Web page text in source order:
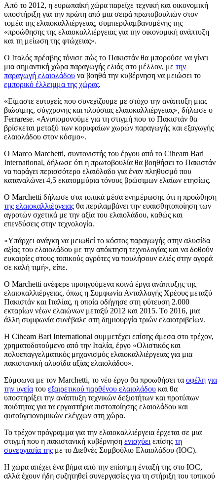
Από το 2012, η ευρωπαϊκή χώρα παρείχε τεχνική και οικονομική
υποστήριξη για την πρώτη από μια σειρά πρωτοβουλιών στον
τομέα της ελαιοκαλλιέργειας, συμπεριλαμβανομένης της
«προώθησης της ελαιοκαλλιέργειας για την οικονομική ανάπτυξη
και τη μείωση της φτώχειας».
Ο Ιταλός πρέσβης τόνισε πώς το Πακιστάν θα μπορούσε να γίνει
μια σημαντική χώρα παραγωγής ελιάς στο μέλλον, με την
παραγωγή ελαιολάδου να βοηθά την κυβέρνηση να μειώσει το
εμπορικό έλλειμμα της χώρας.
«Είμαστε ευτυχείς που συνεχίζουμε με στόχο την ανάπτυξη μιας
βιώσιμης, σύγχρονης και πλούσιας ελαιοκαλλιέργειας», δήλωσε ο
Ferrarese. «Ανυπομονούμε για τη στιγμή που το Πακιστάν θα
βρίσκεται μεταξύ των κορυφαίων χωρών παραγωγής και εξαγωγής
ελαιολάδου στον κόσμο».
Ο Marco Marchetti, συντονιστής του έργου από το Ciheam Bari
International, δήλωσε ότι η πρωτοβουλία θα βοηθήσει το Πακιστάν
να παράγει περισσότερο ελαιόλαδο για έναν πληθυσμό που
καταναλώνει 4,5 εκατομμύρια τόνους βρώσιμων ελαίων ετησίως.
Ο Marchetti δήλωσε στα τοπικά μέσα ενημέρωσης ότι η προώθηση
της ελαιοκαλλιέργειας θα περιλαμβάνει την ευαισθητοποίηση των
αγροτών σχετικά με την αξία του ελαιολάδου, καθώς και
επενδύσεις στην τεχνολογία.
«Υπάρχει ανάγκη να μειωθεί το κόστος παραγωγής στην αλυσίδα
αξίας του ελαιολάδου με την απόκτηση τεχνολογίας και να δοθούν
ευκαιρίες στους τοπικούς αγρότες να πουλήσουν ελιές στην αγορά
σε καλή τιμή», είπε.
Ο Marchetti ανέφερε προηγούμενα κοινά έργα ανάπτυξης της
ελαιοκαλλιέργειας, όπως η Συμφωνία Ανταλλαγής Χρέους μεταξύ
Πακιστάν και Ιταλίας, η οποία οδήγησε στη φύτευση 2.000
εκταρίων νέων ελαιώνων μεταξύ 2012 και 2015. Το 2016, μια
άλλη συμφωνία συνέβαλε στη δημιουργία τριών ελαιοτριβείων.
Η Ciheam Bari International συμμετέχει επίσης άμεσα στο τρέχον,
χρηματοδοτούμενο από την Ιταλία, έργο «Ολιστικός και
πολυεπαγγελματικός μηχανισμός ελαιοκαλλιέργειας για μια
πακιστανική αλυσίδα αξίας ελαιολάδου».
Σύμφωνα με τον Marchetti, το νέο έργο θα προωθήσει τα οφέλη για
την υγεία του εξαιρετικού παρθένου ελαιολάδου και θα
υποστηρίξει την ανάπτυξη τεχνικών δεξιοτήτων και προτύπων
ποιότητας για τα εργαστήρια πιστοποίησης ελαιολάδου και
φυτοϋγειονομικών ελέγχων στη χώρα.
Το τρέχον πρόγραμμα για την ελαιοκαλλιέργεια έρχεται σε μια
στιγμή που η πακιστανική κυβέρνηση ενισχύει επίσης τη
συνεργασία της με το Διεθνές Συμβούλιο Ελαιολάδου (IOC).
Η χώρα απέχει ένα βήμα από την επίσημη ένταξή της στο IOC,
αλλά έχουν ήδη συζητηθεί συνεργασίες για τη στήριξη του τοπικού